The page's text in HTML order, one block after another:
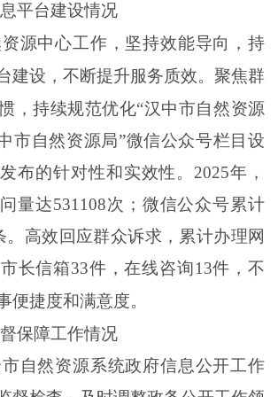
平台建设情况
资源中心工作，坚持效能导向，持
建设，不断提升服务质效。聚焦群
，持续规范优化“汉中市自然资源
市自然资源局”微信公众号栏目设
布的针对性和实效性。2025年，
量达531108次；微信公众号累计
。高效回应群众诉求，累计办理网
长信箱33件，在线咨询13件，不
便捷度和满意度。
督保障工作情况
自然资源系统政府信息公开工作